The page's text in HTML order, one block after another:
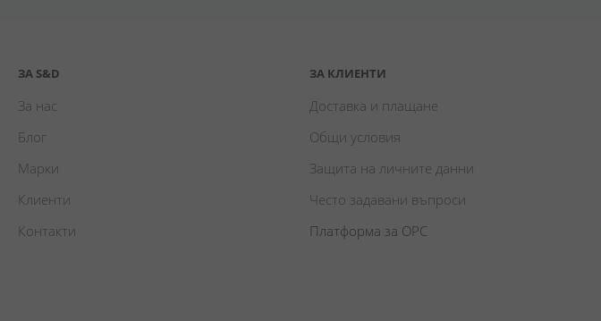
ЗА S&D
За нас
Блог
Марки
Клиенти
Контакти
ЗА КЛИЕНТИ
Доставка и плащане
Общи условия
Защита на личните данни
Често задавани въпроси
Платформа за ОРС